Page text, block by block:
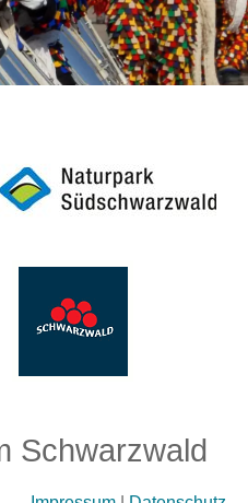
Schwarzwald